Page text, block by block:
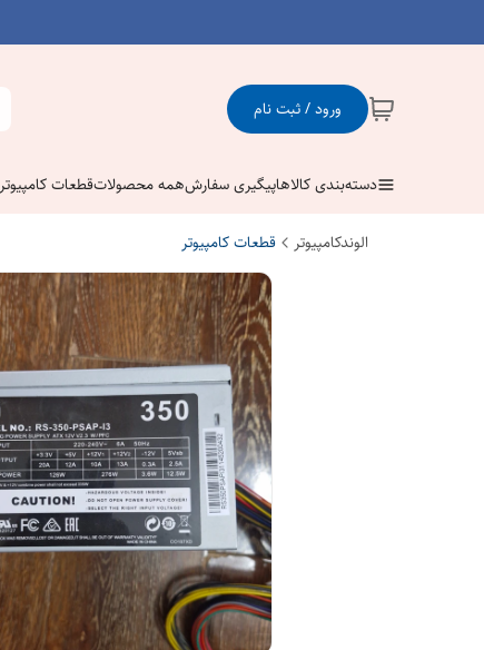
ورود / ثبت نام
دسته‌بندی کالاهاپیگیری سفارشهمه محصولاتقطعات کامپیوتر
الوندکامپیوتر قطعات کامپیوتر